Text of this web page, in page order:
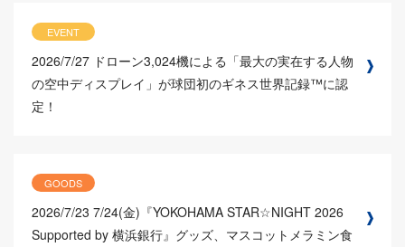
EVENT
2026/7/27 ドローン3,024機による「最大の実在する人物
の空中ディスプレイ」が球団初のギネス世界記録™に認
定！
GOODS
2026/7/23 7/24(金)『YOKOHAMA STAR☆NIGHT 2026
Supported by 横浜銀行』グッズ、マスコットメラミン食